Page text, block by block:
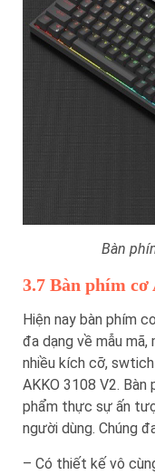
Bàn
3.7 Bàn phím
Hiện nay bàn phím
đa dạng về mẫu
nhiều kích cỡ,
AKKO 3108 V2.
phẩm thực sự ấn
người dùng. Chúng
– Có thiết kế vô